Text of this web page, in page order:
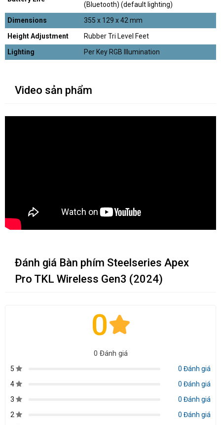
(Bluetooth) (default lighting)
Dimensions
355 x 129 x 42 mm
Height Adjustment
Rubber Tri Level Feet
Lighting
Per Key RGB Illumination
Video sản phẩm
Đánh giá Bàn phím Steelseries Apex
Pro TKL Wireless Gen3 (2024)
0
0 Đánh giá
5
0 Đánh giá
4
0 Đánh giá
3
0 Đánh giá
2
0 Đánh giá